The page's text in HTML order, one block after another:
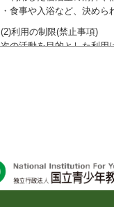
・食事や入浴など、決め
(2)利用の制限(禁止事項)
次の活動を目的とした利用
●特定の政党を支持、また
●特定の宗教を支持、また
域での勧誘活動を行った
ご利用に際しては、本約